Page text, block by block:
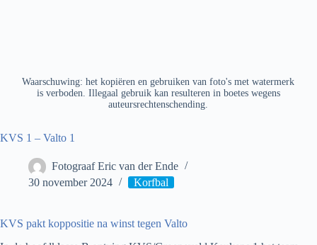
Waarschuwing: het kopiëren en gebruiken van foto's met watermerk
is verboden. Illegaal gebruik kan resulteren in boetes wegens
auteursrechtenschending.
KVS 1 – Valto 1
Fotograaf Eric van der Ende
30 november 2024
Korfbal
KVS pakt koppositie na winst tegen Valto